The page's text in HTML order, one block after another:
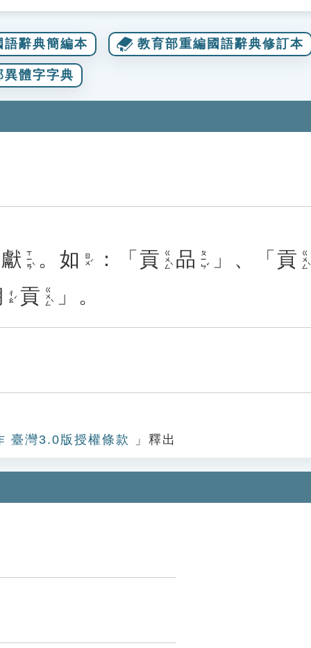
語辭典簡編本 教育部重編國語辭典修訂本
異體字字典
獻 ㄒㄧㄢˋ 。 如 ㄖㄨˊ ：「 貢 ㄍㄨㄥˋ 品 ㄆㄧㄣˇ 」、「 貢 ㄍㄨㄥˋ
ㄔㄠˊ 貢 ㄍㄨㄥˋ 」。
臺灣3.0版授權條款 」釋出